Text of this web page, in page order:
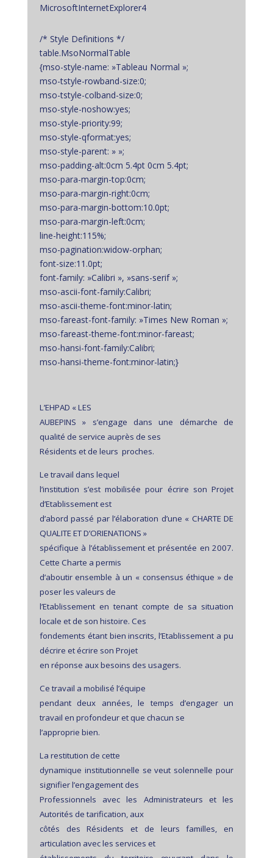
MicrosoftInternetExplorer4
/* Style Definitions */
table.MsoNormalTable
{mso-style-name: »Tableau Normal »;
mso-tstyle-rowband-size:0;
mso-tstyle-colband-size:0;
mso-style-noshow:yes;
mso-style-priority:99;
mso-style-qformat:yes;
mso-style-parent: » »;
mso-padding-alt:0cm 5.4pt 0cm 5.4pt;
mso-para-margin-top:0cm;
mso-para-margin-right:0cm;
mso-para-margin-bottom:10.0pt;
mso-para-margin-left:0cm;
line-height:115%;
mso-pagination:widow-orphan;
font-size:11.0pt;
font-family: »Calibri », »sans-serif »;
mso-ascii-font-family:Calibri;
mso-ascii-theme-font:minor-latin;
mso-fareast-font-family: »Times New Roman »;
mso-fareast-theme-font:minor-fareast;
mso-hansi-font-family:Calibri;
mso-hansi-theme-font:minor-latin;}
L’EHPAD « LES
AUBEPINS » s’engage dans une démarche de
qualité de service auprès de ses
Résidents et de leurs proches.
Le travail dans lequel
l’institution s’est mobilisée pour écrire son Projet
d’Etablissement est
d’abord passé par l’élaboration d’une « CHARTE DE
QUALITE ET D’ORIENATIONS »
spécifique à l’établissement et présentée en 2007.
Cette Charte a permis
d’aboutir ensemble à un « consensus éthique » de
poser les valeurs de
l’Etablissement en tenant compte de sa situation
locale et de son histoire. Ces
fondements étant bien inscrits, l’Etablissement a pu
décrire et écrire son Projet
en réponse aux besoins des usagers.
Ce travail a mobilisé l’équipe
pendant deux années, le temps d’engager un
travail en profondeur et que chacun se
l’approprie bien.
La restitution de cette
dynamique institutionnelle se veut solennelle pour
signifier l’engagement des
Professionnels avec les Administrateurs et les
Autorités de tarification, aux
côtés des Résidents et de leurs familles, en
articulation avec les services et